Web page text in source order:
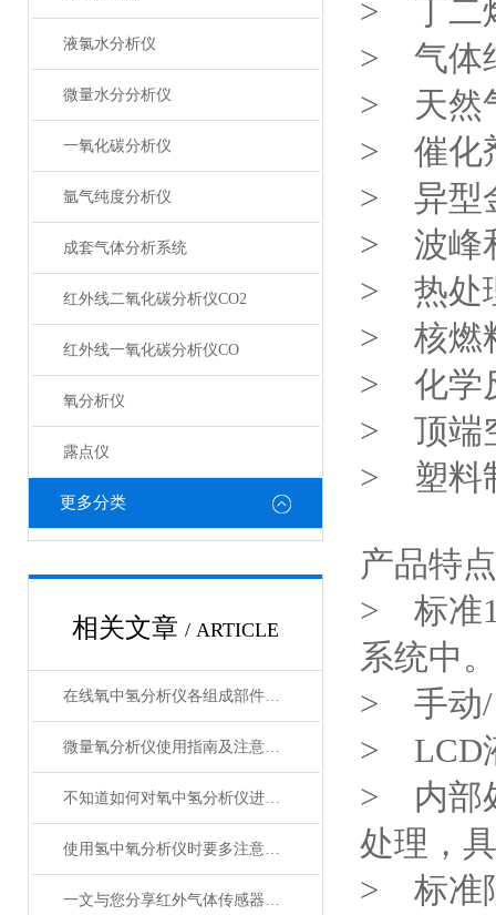
液氯水分析仪
微量水分分析仪
一氧化碳分析仪
氩气纯度分析仪
成套气体分析系统
红外线二氧化碳分析仪CO2
红外线一氧化碳分析仪CO
氧分析仪
露点仪
更多分类
相关文章 / ARTICLE
在线氧中氢分析仪各组成部件的功能特点分享
微量氧分析仪使用指南及注意事项
不知道如何对氧中氢分析仪进行维护保养？进来看
使用氢中氧分析仪时要多注意以下问题
一文与您分享红外气体传感器的工作原理
> 丁二
> 气体
> 天然
> 催化
> 异型
> 波峰
> 热处
> 核燃
> 化学
> 顶端
> 塑
产品特点
> 标准
系统中。
> 手动/
> LCD
> 内部
处理，
> 标准